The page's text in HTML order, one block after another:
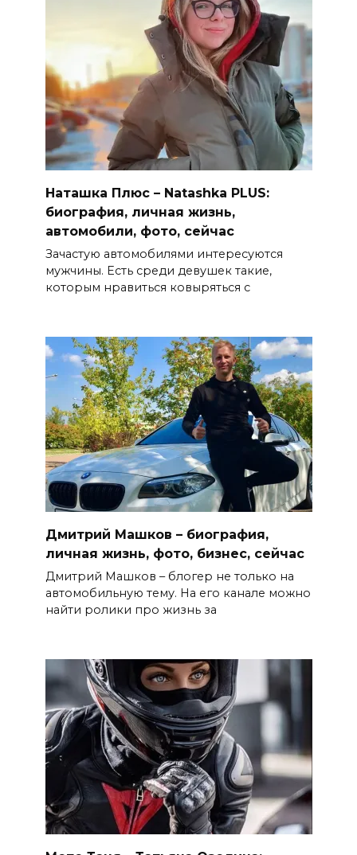
Наташка Плюс – Natashka PLUS:
биография, личная жизнь,
автомобили, фото, сейчас
Зачастую автомобилями интересуются
мужчины. Есть среди девушек такие,
которым нравиться ковыряться с
Дмитрий Машков – биография,
личная жизнь, фото, бизнес, сейчас
Дмитрий Машков – блогер не только на
автомобильную тему. На его канале можно
найти ролики про жизнь за